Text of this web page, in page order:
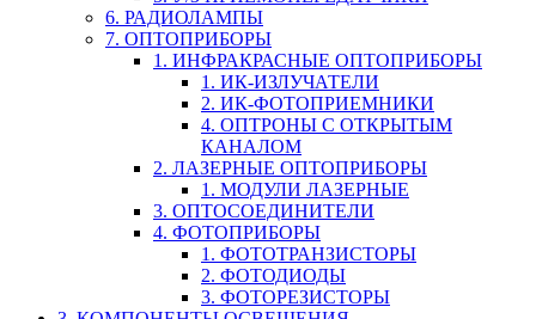
6. РАДИОЛАМПЫ
7. ОПТОПРИБОРЫ
1. ИНФРАКРАСНЫЕ ОПТОПРИБОРЫ
1. ИК-ИЗЛУЧАТЕЛИ
2. ИК-ФОТОПРИЕМНИКИ
4. ОПТРОНЫ С ОТКРЫТЫМ
КАНАЛОМ
2. ЛАЗЕРНЫЕ ОПТОПРИБОРЫ
1. МОДУЛИ ЛАЗЕРНЫЕ
3. ОПТОСОЕДИНИТЕЛИ
4. ФОТОПРИБОРЫ
1. ФОТОТРАНЗИСТОРЫ
2. ФОТОДИОДЫ
3. ФОТОРЕЗИСТОРЫ